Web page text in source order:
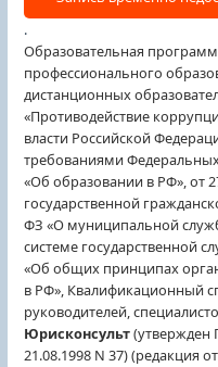
.
Образовательная
профессионального
дистанционных
«Противодействие
власти Российской
требованиями
«Об образовании в РФ», от
государственной
ФЗ «О муниципальной
системе государственной
«Об общих принципах
в РФ», Квалификационный
руководителей,
Юрисконсульт(утвержден
21.08.1998 N 37) (редакция